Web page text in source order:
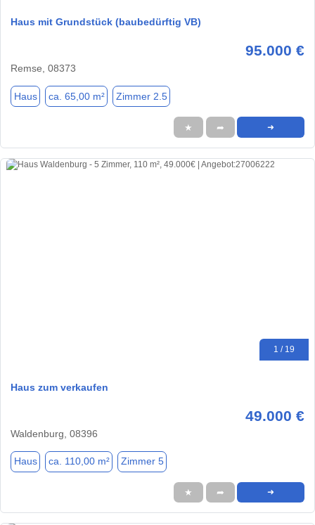
Haus mit Grundstück (baubedürftig VB)
95.000 €
Remse, 08373
Haus ca. 65,00 m² Zimmer 2.5
★ ➦ ➜
1 / 19
Haus zum verkaufen
49.000 €
Waldenburg, 08396
Haus ca. 110,00 m² Zimmer 5
★ ➦ ➜